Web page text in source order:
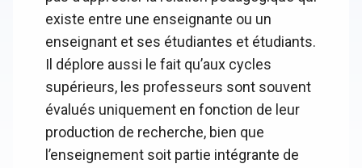
existe entre une enseignante ou un
enseignant et ses étudiantes et étudiants.
Il déplore aussi le fait qu’aux cycles
supérieurs, les professeurs sont souvent
évalués uniquement en fonction de leur
production de recherche, bien que
l’enseignement soit partie intégrante de